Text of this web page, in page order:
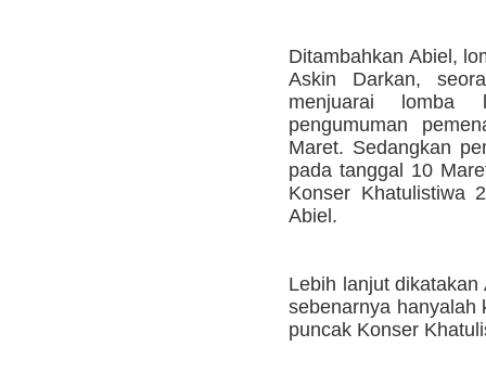
Ditambahkan Abiel,
Askin Darkan,
menjuarai lomba
pengumuman
Maret. Sedangkan
pada tanggal 10
Konser Khatulistiwa
Abiel.
Lebih lanjut
sebenarnya hanyalah
puncak Konser